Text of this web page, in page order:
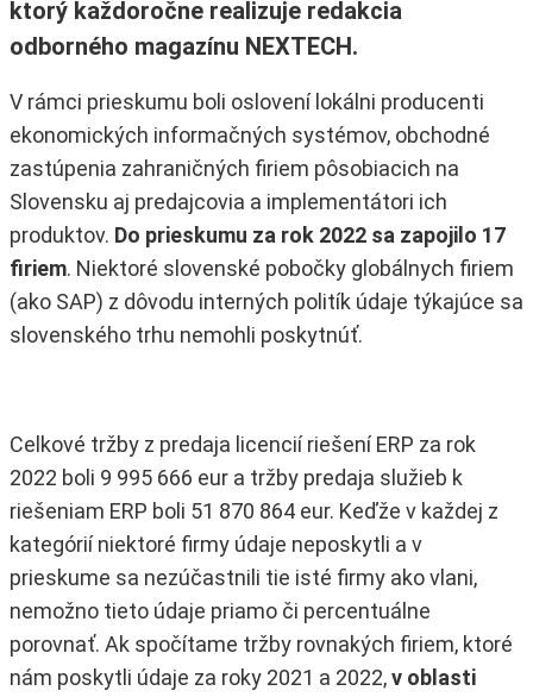
ktorý každoročne realizuje redakcia
odborného magazínu NEXTECH.
V rámci prieskumu boli oslovení lokálni producenti
ekonomických informačných systémov, obchodné
zastúpenia zahraničných firiem pôsobiacich na
Slovensku aj predajcovia a implementátori ich
produktov. Do prieskumu za rok 2022 sa zapojilo 17
firiem. Niektoré slovenské pobočky globálnych firiem
(ako SAP) z dôvodu interných politík údaje týkajúce sa
slovenského trhu nemohli poskytnúť.
Celkové tržby z predaja licencií riešení ERP za rok
2022 boli 9 995 666 eur a tržby predaja služieb k
riešeniam ERP boli 51 870 864 eur. Keďže v každej z
kategórií niektoré firmy údaje neposkytli a v
prieskume sa nezúčastnili tie isté firmy ako vlani,
nemožno tieto údaje priamo či percentuálne
porovnať. Ak spočítame tržby rovnakých firiem, ktoré
nám poskytli údaje za roky 2021 a 2022,v oblasti